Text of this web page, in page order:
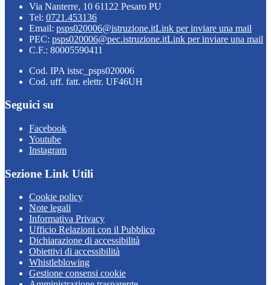
Via Nanterre, 10 61122 Pesaro PU
Tel: 0721.453136
Email: psps020006@istruzione.itLink per inviare una mail
PEC: psps020006@pec.istruzione.itLink per inviare una mail
C.F.: 80005590411
Cod. IPA istsc_psps020006
Cod. uff. fatt. elettr. UF46UH
Seguici su
Facebook
Youtube
Instagram
Sezione Link Utili
Cookie policy
Note legali
Informativa Privacy
Ufficio Relazioni con il Pubblico
Dichiarazione di accessibilità
Obiettivi di accessibilità
Whistleblowing
Gestione consensi cookie